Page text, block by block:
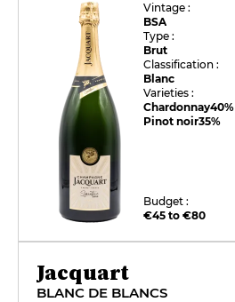
Vintage :
BSA
Type :
Brut
Classification :
Blanc
Varieties :
Chardonnay40%
Pinot noir35%
Budget :
€45 to €80
Jacquart
BLANC DE BLANCS